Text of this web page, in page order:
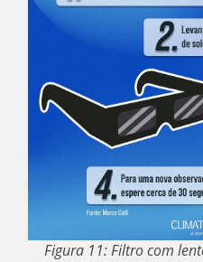
Figura 11: Filtro com